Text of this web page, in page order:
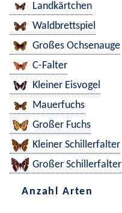
Landkärtchen
Waldbrettspiel
Großes Ochsenauge
C-Falter
Kleiner Eisvogel
Mauerfuchs
Großer Fuchs
Kleiner Schillerfalter
Großer Schillerfalter
Anzahl Arten